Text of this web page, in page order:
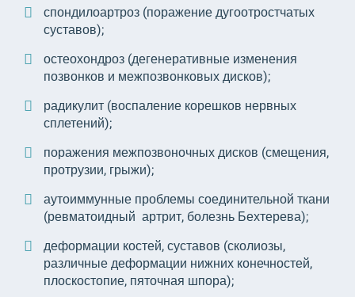
спондилоартроз (поражение дугоотростчатых
суставов);
остеохондроз (дегенеративные изменения
позвонков и межпозвонковых дисков);
радикулит (воспаление корешков нервных
сплетений);
поражения межпозвоночных дисков (смещения,
протрузии, грыжи);
аутоиммунные проблемы соединительной ткани
(ревматоидный артрит, болезнь Бехтерева);
деформации костей, суставов (сколиозы,
различные деформации нижних конечностей,
плоскостопие, пяточная шпора);